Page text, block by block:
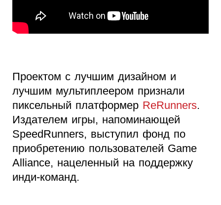
Проектом с лучшим дизайном и
лучшим мультиплеером признали
пиксельный платформер ReRunners.
Издателем игры, напоминающей
SpeedRunners, выступил фонд по
приобретению пользователей Game
Alliance, нацеленный на поддержку
инди-команд.